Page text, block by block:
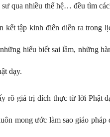
qua nhiều thế hệ… đều tìm
kết tập kinh điển diễn ra trong
hiểu biết sai lầm, những
dạy.
rõ giá trị đích thực từ lời Phật
mong ước làm sao giáo pháp